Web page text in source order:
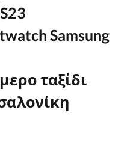
Samsung
ταξίδι